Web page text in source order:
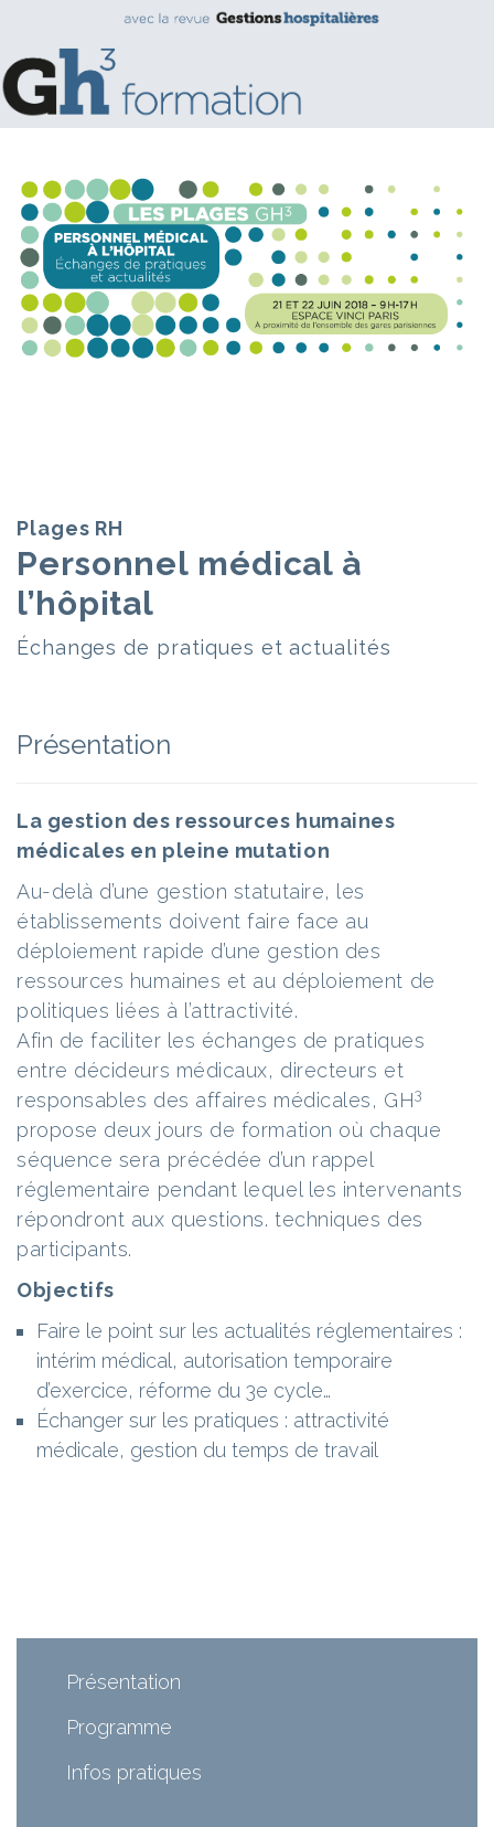
Plages RH
Personnel médical à
l’hôpital
Échanges de pratiques et actualités
Présentation
La gestion des ressources humaines
médicales en pleine mutation
Au-delà d’une gestion statutaire, les
établissements doivent faire face au
déploiement rapide d’une gestion des
ressources humaines et au déploiement de
politiques liées à l’attractivité.
Afin de faciliter les échanges de pratiques
entre décideurs médicaux, directeurs et
responsables des affaires médicales, GH3
propose deux jours de formation où chaque
séquence sera précédée d’un rappel
réglementaire pendant lequel les intervenants
répondront aux questions. techniques des
participants.
Objectifs
Faire le point sur les actualités réglementaires :
intérim médical, autorisation temporaire
d’exercice, réforme du 3e cycle…
Échanger sur les pratiques : attractivité
médicale, gestion du temps de travail
Présentation
Programme
Infos pratiques